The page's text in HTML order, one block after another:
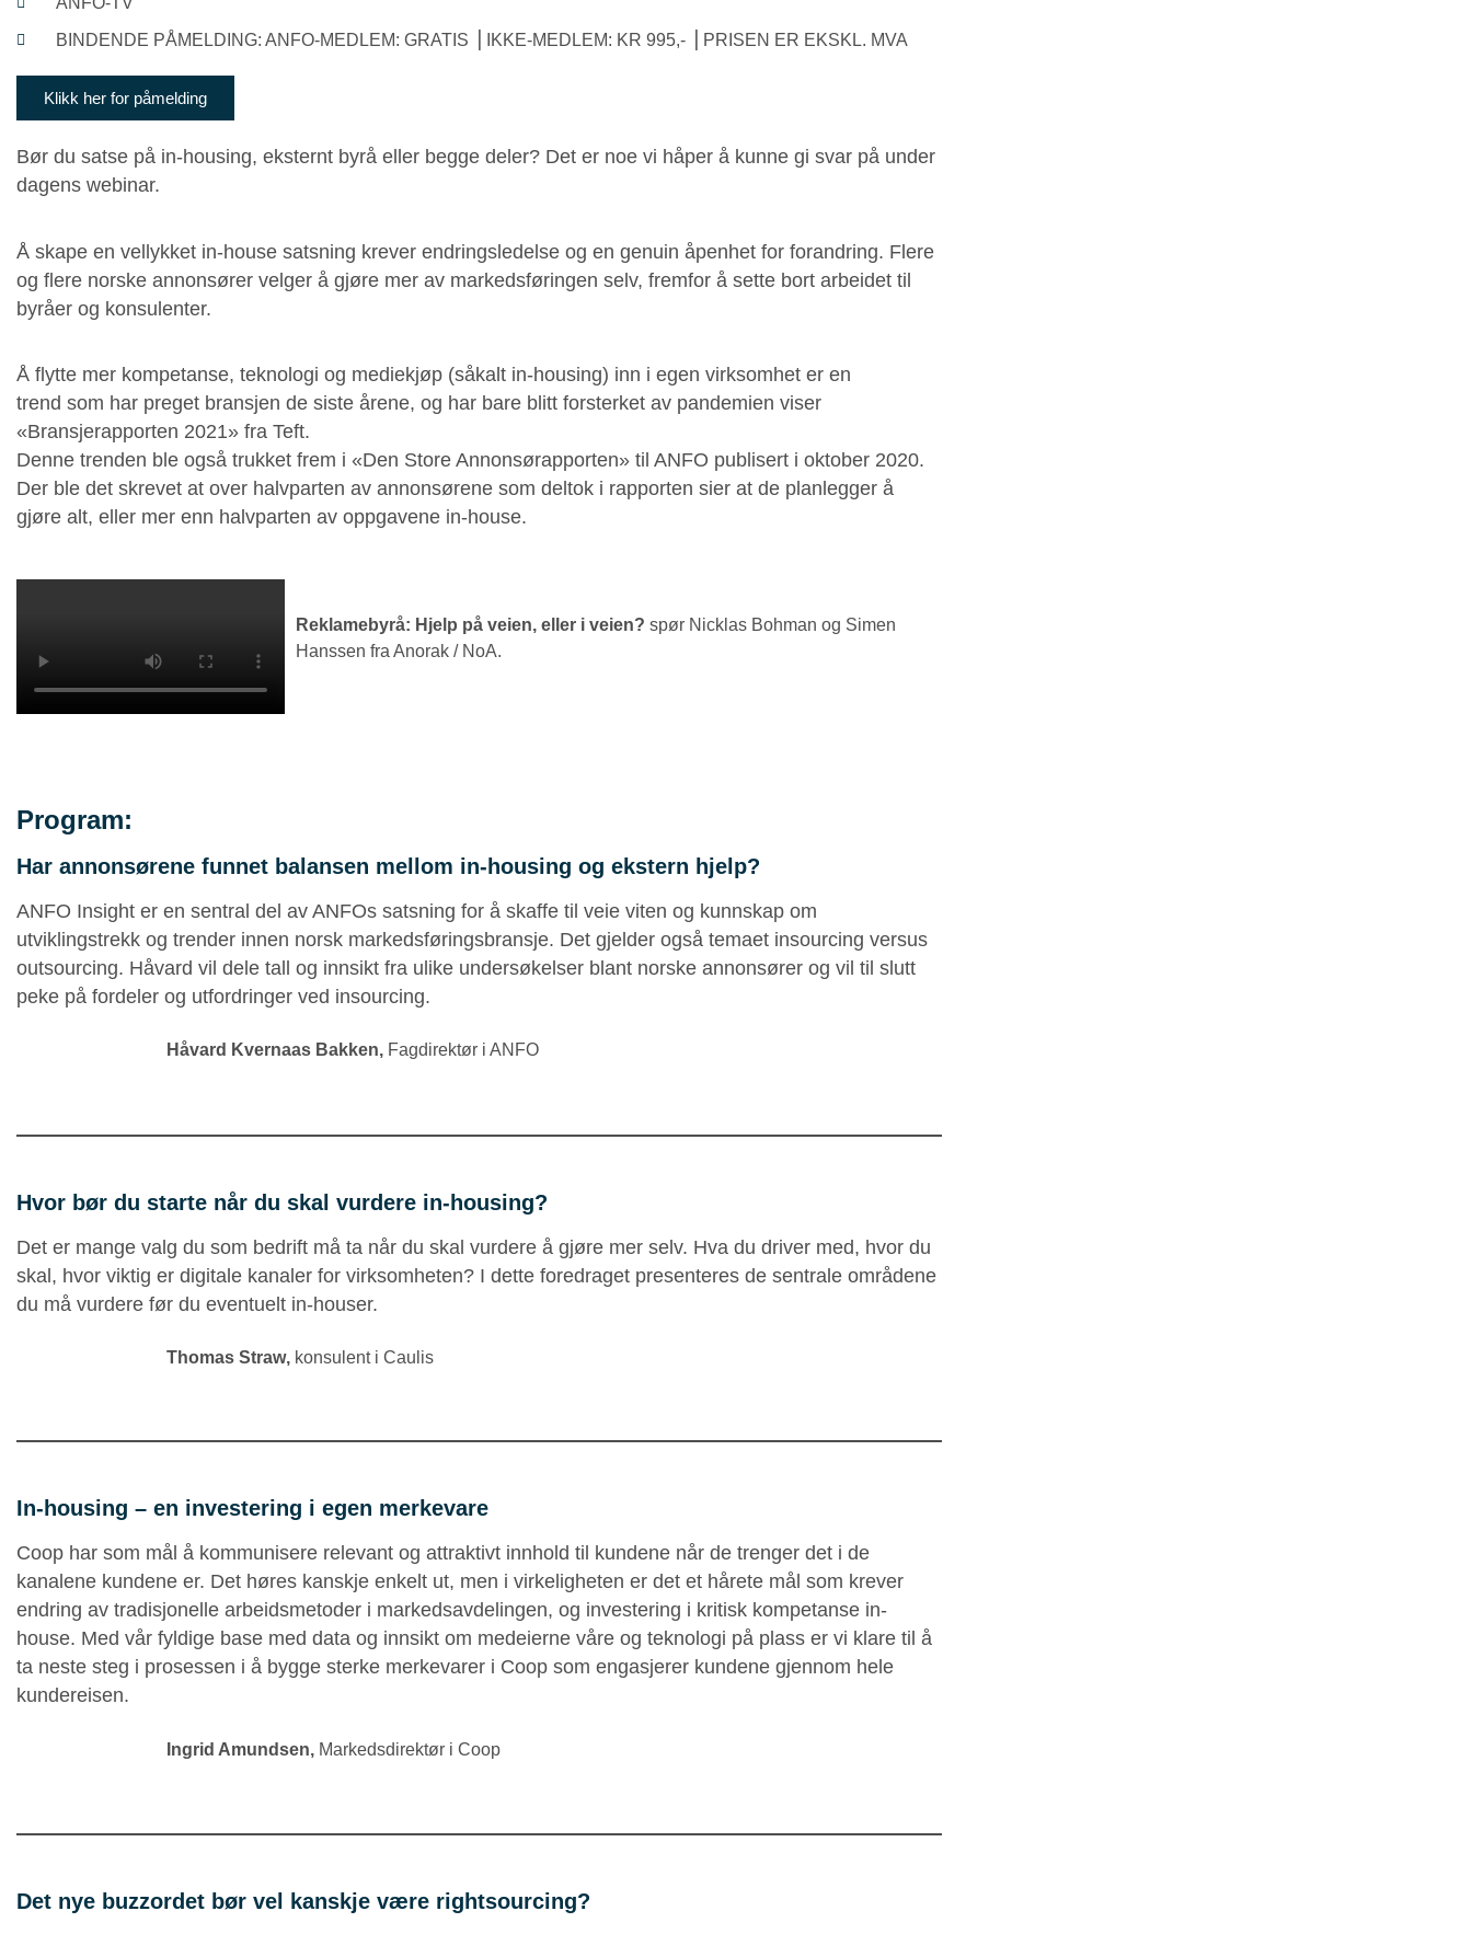
BINDENDE PÅMELDING: ANFO-MEDLEM: GRATIS ⎟ IKKE-MEDLEM: KR 995,- ⎟ PRISEN ER EKSKL. MVA
Klikk her for påmelding
Bør du satse på in-housing, eksternt byrå eller begge deler? Det er noe vi håper å kunne gi svar på under
dagens webinar.
Å skape en vellykket in-house satsning krever endringsledelse og en genuin åpenhet for forandring. Flere
og flere norske annonsører velger å gjøre mer av markedsføringen selv, fremfor å sette bort arbeidet til
byråer og konsulenter.
Å flytte mer kompetanse, teknologi og mediekjøp (såkalt in-housing) inn i egen virksomhet er en
trend som har preget bransjen de siste årene, og har bare blitt forsterket av pandemien viser
«Bransjerapporten 2021» fra Teft.
Denne trenden ble også trukket frem i «Den Store Annonsørapporten» til ANFO publisert i oktober 2020.
Der ble det skrevet at over halvparten av annonsørene som deltok i rapporten sier at de planlegger å
gjøre alt, eller mer enn halvparten av oppgavene in-house.
Reklamebyrå: Hjelp på veien, eller i veien? spør Nicklas Bohman og Simen
Hanssen fra Anorak / NoA.
Program:
Har annonsørene funnet balansen mellom in-housing og ekstern hjelp?
ANFO Insight er en sentral del av ANFOs satsning for å skaffe til veie viten og kunnskap om
utviklingstrekk og trender innen norsk markedsføringsbransje. Det gjelder også temaet insourcing versus
outsourcing. Håvard vil dele tall og innsikt fra ulike undersøkelser blant norske annonsører og vil til slutt
peke på fordeler og utfordringer ved insourcing.
Håvard Kvernaas Bakken, Fagdirektør i ANFO
Hvor bør du starte når du skal vurdere in-housing?
Det er mange valg du som bedrift må ta når du skal vurdere å gjøre mer selv. Hva du driver med, hvor du
skal, hvor viktig er digitale kanaler for virksomheten? I dette foredraget presenteres de sentrale områdene
du må vurdere før du eventuelt in-houser.
Thomas Straw, konsulent i Caulis
In-housing – en investering i egen merkevare
Coop har som mål å kommunisere relevant og attraktivt innhold til kundene når de trenger det i de
kanalene kundene er. Det høres kanskje enkelt ut, men i virkeligheten er det et hårete mål som krever
endring av tradisjonelle arbeidsmetoder i markedsavdelingen, og investering i kritisk kompetanse in-
house. Med vår fyldige base med data og innsikt om medeierne våre og teknologi på plass er vi klare til å
ta neste steg i prosessen i å bygge sterke merkevarer i Coop som engasjerer kundene gjennom hele
kundereisen.
Ingrid Amundsen,Markedsdirektør i Coop
Det nye buzzordet bør vel kanskje være rightsourcing?